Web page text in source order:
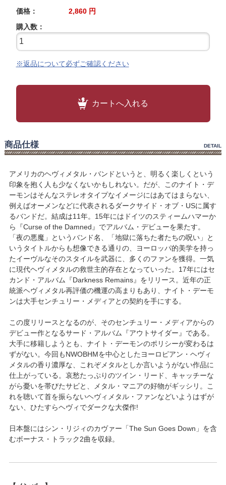
価格：
2,860 円
購入数：
※返品について必ずご確認ください
カートへ入れる
商品仕様 DETAIL
アメリカのヘヴィメタル・バンドというと、明るく楽しくという
印象を抱く人も少なくないかもしれない。だが、このナイト・デ
ーモンはそんなステレオタイプなイメージにはあてはまらない、
例えばオーメンなどに代表されるダークサイド・オブ・USに属す
るバンドだ。結成は11年。15年にはドイツのスティームハマーか
ら『Curse of the Damned』でアルバム・デビューを果たす。
「夜の悪魔」というバンド名、「地獄に落ちた者たちの呪い」と
いうタイトルからも想像できる通りの、ヨーロッパ的美学を持っ
たイーヴルなそのスタイルを武器に、多くのファンを獲得。一気
に現代ヘヴィメタルの救世主的存在となっていった。17年にはセ
カンド・アルバム『Darkness Remains』をリリース。近年の正
統派ヘヴィメタル再評価の機運の高まりもあり、ナイト・デーモ
ンは大手センチュリー・メディアとの契約を手にする。
この度リリースとなるのが、そのセンチュリー・メディアからの
デビュー作となるサード・アルバム『アウトサイダー』である。
大手に移籍しようとも、ナイト・デーモンのポリシーが変わるは
ずがない。今回もNWOBHMを中心としたヨーロピアン・ヘヴィ
メタルの香り濃厚な、これぞメタルとしか言いようがない作品に
仕上がっている。哀愁たっぷりのツイン・リード、キャッチーな
がら憂いを帯びたサビと、メタル・マニアの好物がギッシリ。こ
れを聴いて首を振らないヘヴィメタル・ファンなどいようはずが
ない、ひたすらヘヴィでダークな大傑作!
日本盤にはシン・リジィのカヴァー「The Sun Goes Down」を含
むボーナス・トラック2曲を収録。